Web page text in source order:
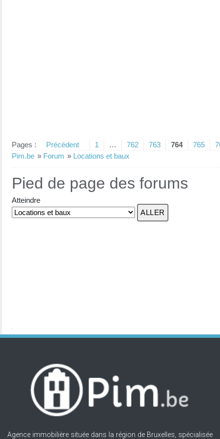
Pages : Précédent 1 … 762 763 764 765
Pim.be » Forum » Locations et baux
Pied de page des forums
Atteindre
Agence immobilière située dans la région de Bruxelles, spécialisée